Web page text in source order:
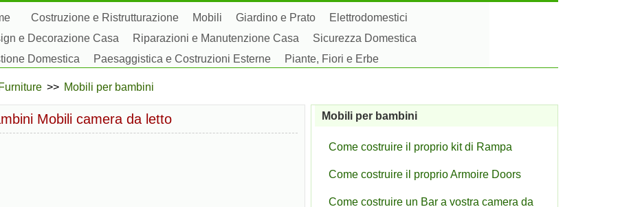
Costruzione e Ristrutturazione Mobili Giardino e Prato
Elettrodomestici
e Decorazione Casa
Riparazioni e Manutenzione Casa
Sicurezza Domestica
Domestica
Paesaggistica e Costruzioni Esterne
Piante, Fiori e Erbe
Furniture >> Mobili per bambini
Mobili camera da letto Mobili per bambini
Come costruire il proprio kit di Rampa
Come costruire il proprio Armoire Doors
Come costruire un Bar a vostra camera da